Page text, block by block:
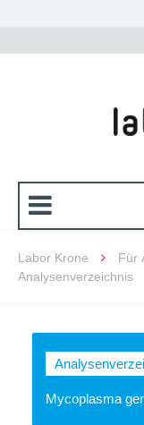
Labor Krone Für
Analysenverzeichnis
Mycoplasma